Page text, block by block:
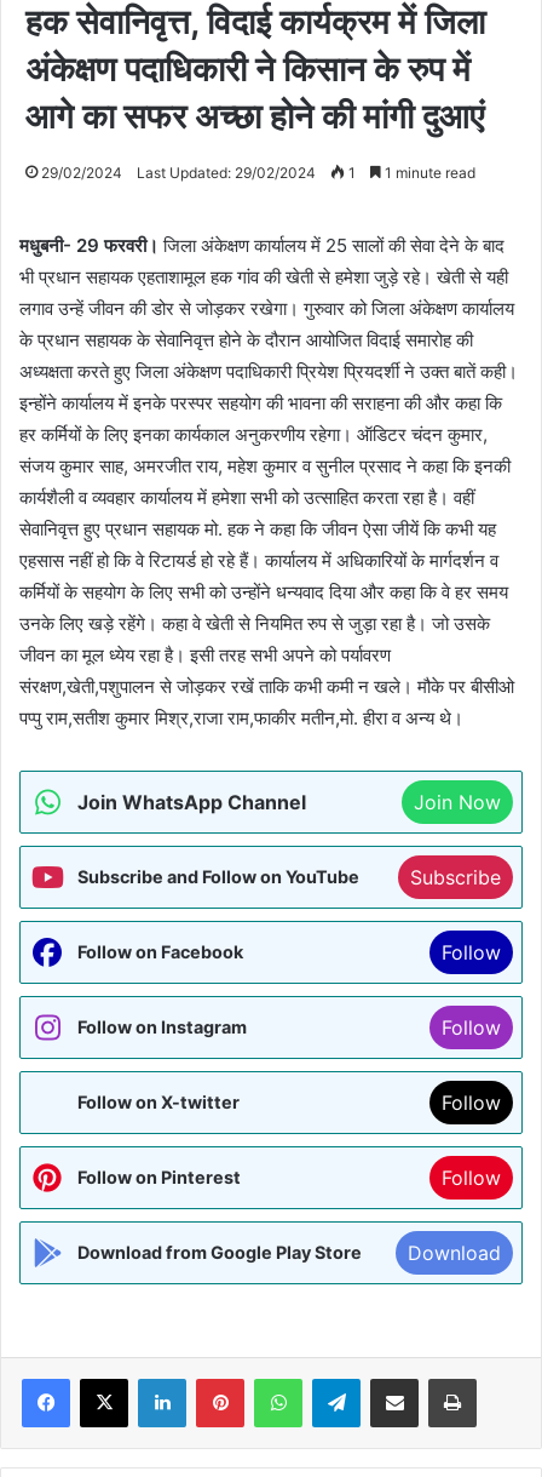
हक सेवानिवृत्त, विदाई कार्यक्रम में जिला
अंकेक्षण पदाधिकारी ने किसान के रुप में
आगे का सफर अच्छा होने की मांगी दुआएं
29/02/2024 Last Updated: 29/02/2024 1 1 minute read
मधुबनी- 29 फरवरी। जिला अंकेक्षण कार्यालय में 25 सालों की सेवा देने के बाद
भी प्रधान सहायक एहताशामूल हक गांव की खेती से हमेशा जुड़े रहे। खेती से यही
लगाव उन्हें जीवन की डोर से जोड़कर रखेगा। गुरुवार को जिला अंकेक्षण कार्यालय
के प्रधान सहायक के सेवानिवृत्त होने के दौरान आयोजित विदाई समारोह की
अध्यक्षता करते हुए जिला अंकेक्षण पदाधिकारी प्रियेश प्रियदर्शी ने उक्त बातें कही।
इन्होंने कार्यालय में इनके परस्पर सहयोग की भावना की सराहना की और कहा कि
हर कर्मियों के लिए इनका कार्यकाल अनुकरणीय रहेगा। ऑडिटर चंदन कुमार,
संजय कुमार साह, अमरजीत राय, महेश कुमार व सुनील प्रसाद ने कहा कि इनकी
कार्यशैली व व्यवहार कार्यालय में हमेशा सभी को उत्साहित करता रहा है। वहीं
सेवानिवृत्त हुए प्रधान सहायक मो. हक ने कहा कि जीवन ऐसा जीयें कि कभी यह
एहसास नहीं हो कि वे रिटायर्ड हो रहे हैं। कार्यालय में अधिकारियों के मार्गदर्शन व
कर्मियों के सहयोग के लिए सभी को उन्होंने धन्यवाद दिया और कहा कि वे हर समय
उनके लिए खड़े रहेंगे। कहा वे खेती से नियमित रुप से जुड़ा रहा है। जो उसके
जीवन का मूल ध्येय रहा है। इसी तरह सभी अपने को पर्यावरण
संरक्षण,खेती,पशुपालन से जोड़कर रखें ताकि कभी कमी न खले। मौके पर बीसीओ
पप्पु राम,सतीश कुमार मिश्र,राजा राम,फाकीर मतीन,मो. हीरा व अन्य थे।
Join WhatsApp Channel Join Now
Subscribe and Follow on YouTube Subscribe
Follow on Facebook Follow
Follow on Instagram Follow
Follow on X-twitter Follow
Follow on Pinterest Follow
Download from Google Play Store Download
Facebook
X LinkedInPinterestWhatsAppTelegramShare via Email Print